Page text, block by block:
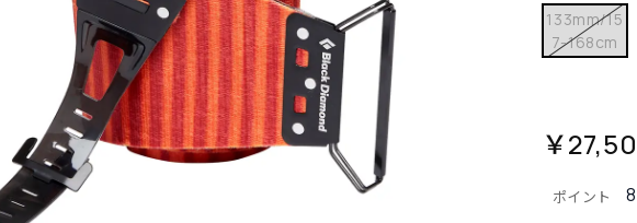
ポイント
133mm/15
7-168cm
￥